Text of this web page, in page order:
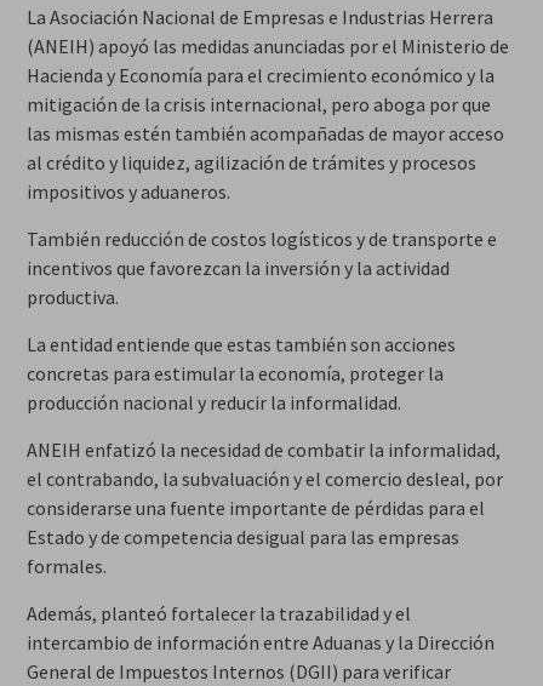
La Asociación Nacional de Empresas e Industrias Herrera
(ANEIH) apoyó las medidas anunciadas por el Ministerio de
Hacienda y Economía para el crecimiento económico y la
mitigación de la crisis internacional, pero aboga por que
las mismas estén también acompañadas de mayor acceso
al crédito y liquidez, agilización de trámites y procesos
impositivos y aduaneros.
También reducción de costos logísticos y de transporte e
incentivos que favorezcan la inversión y la actividad
productiva.
La entidad entiende que estas también son acciones
concretas para estimular la economía, proteger la
producción nacional y reducir la informalidad.
ANEIH enfatizó la necesidad de combatir la informalidad,
el contrabando, la subvaluación y el comercio desleal, por
considerarse una fuente importante de pérdidas para el
Estado y de competencia desigual para las empresas
formales.
Además, planteó fortalecer la trazabilidad y el
intercambio de información entre Aduanas y la Dirección
General de Impuestos Internos (DGII) para verificar